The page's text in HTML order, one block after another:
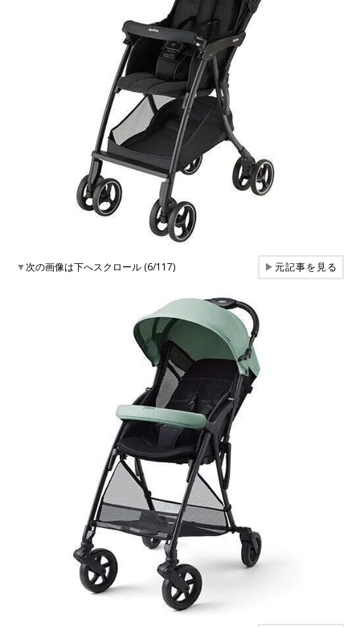
▼次の画像は下へスクロール (6/117) ▶元記事を見る